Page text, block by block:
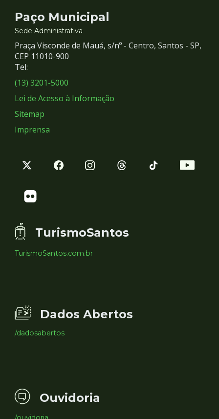
Contato
e
Redes
Sociais
Paço Municipal
Sede Administrativa
Praça Visconde de Mauá, s/nº - Centro, Santos - SP,
CEP 11010-900
Tel:
(13) 3201-5000
Lei de Acesso à Informação
Sitemap
Imprensa
TurismoSantos
TurismoSantos.com.br
Dados Abertos
/dadosabertos
Ouvidoria